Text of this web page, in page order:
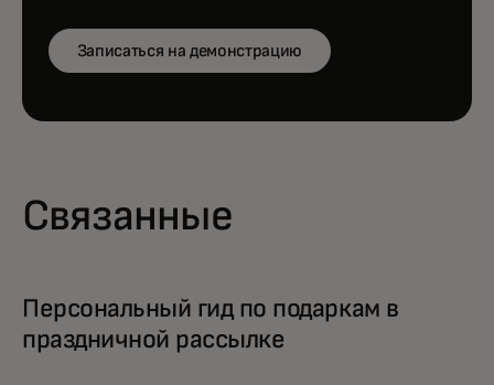
Записаться на демонстрацию
Связанные
Персональный гид по подаркам в
праздничной рассылке